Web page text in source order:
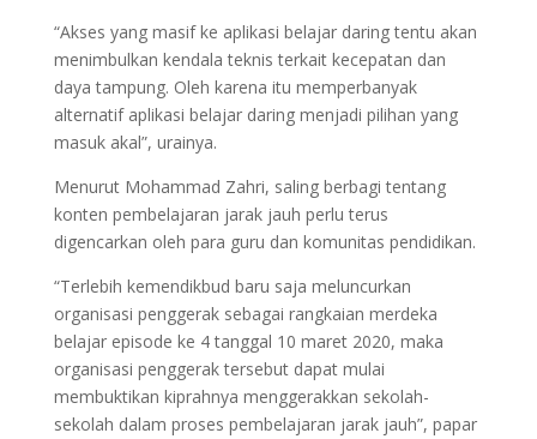
“Akses yang masif ke aplikasi belajar daring tentu akan
menimbulkan kendala teknis terkait kecepatan dan
daya tampung. Oleh karena itu memperbanyak
alternatif aplikasi belajar daring menjadi pilihan yang
masuk akal”, urainya.
Menurut Mohammad Zahri, saling berbagi tentang
konten pembelajaran jarak jauh perlu terus
digencarkan oleh para guru dan komunitas pendidikan.
“Terlebih kemendikbud baru saja meluncurkan
organisasi penggerak sebagai rangkaian merdeka
belajar episode ke 4 tanggal 10 maret 2020, maka
organisasi penggerak tersebut dapat mulai
membuktikan kiprahnya menggerakkan sekolah-
sekolah dalam proses pembelajaran jarak jauh”, papar